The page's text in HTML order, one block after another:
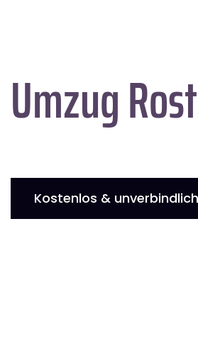
Umzug
Kostenlos &